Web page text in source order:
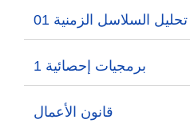
تحليل السلاسل الزمنية 01
برمجيات إحصائية 1
قانون الأعمال